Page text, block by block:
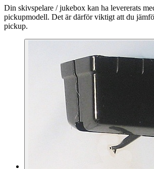
Din skivspelare / jukebox kan ha levererats
pickupmodell. Det är därför viktigt att du
pickup.